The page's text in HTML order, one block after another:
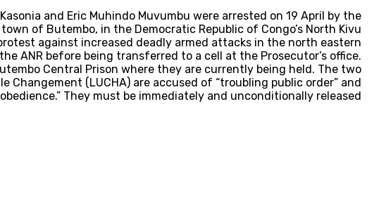
and Eric Muhindo Muvumbu were arrested on 19 April by the
of Butembo, in the Democratic Republic of Congo’s North Kivu
against increased deadly armed attacks in the north eastern
ANR before being transferred to a cell at the Prosecutor’s office.
Central Prison where they are currently being held. The two
(LUCHA) are accused of “troubling public order” and
They must be immediately and unconditionally released.